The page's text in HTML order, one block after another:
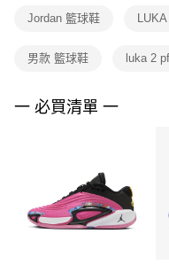
１．透過由恩沛科技股份有限
權轉讓予恩沛科技股份有限公
３．未成年的使用者請事先徵
「AFTEE先享後付」，若未經
請求用戶進行身份認證。
５．嚴禁一人註冊多個帳號或
恩沛科技股份有限公司將有權
Jordan 籃球鞋
男款 籃球鞋 luka 2
一 必買清單 一